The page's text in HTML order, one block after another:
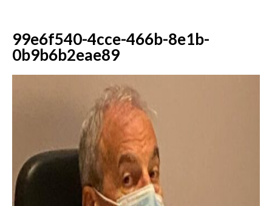
99e6f540-4cce-466b-8e1b-
0b9b6b2eae89